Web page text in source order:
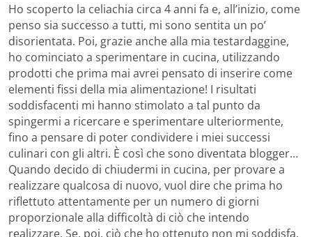
Ho scoperto la celiachia circa 4 anni fa e, all’inizio, come
penso sia successo a tutti, mi sono sentita un po’
disorientata. Poi, grazie anche alla mia testardaggine,
ho cominciato a sperimentare in cucina, utilizzando
prodotti che prima mai avrei pensato di inserire come
elementi fissi della mia alimentazione! I risultati
soddisfacenti mi hanno stimolato a tal punto da
spingermi a ricercare e sperimentare ulteriormente,
fino a pensare di poter condividere i miei successi
culinari con gli altri. È così che sono diventata blogger…
Quando decido di chiudermi in cucina, per provare a
realizzare qualcosa di nuovo, vuol dire che prima ho
riflettuto attentamente per un numero di giorni
proporzionale alla difficoltà di ciò che intendo
realizzare. Se, poi, ciò che ho ottenuto non mi soddisfa,